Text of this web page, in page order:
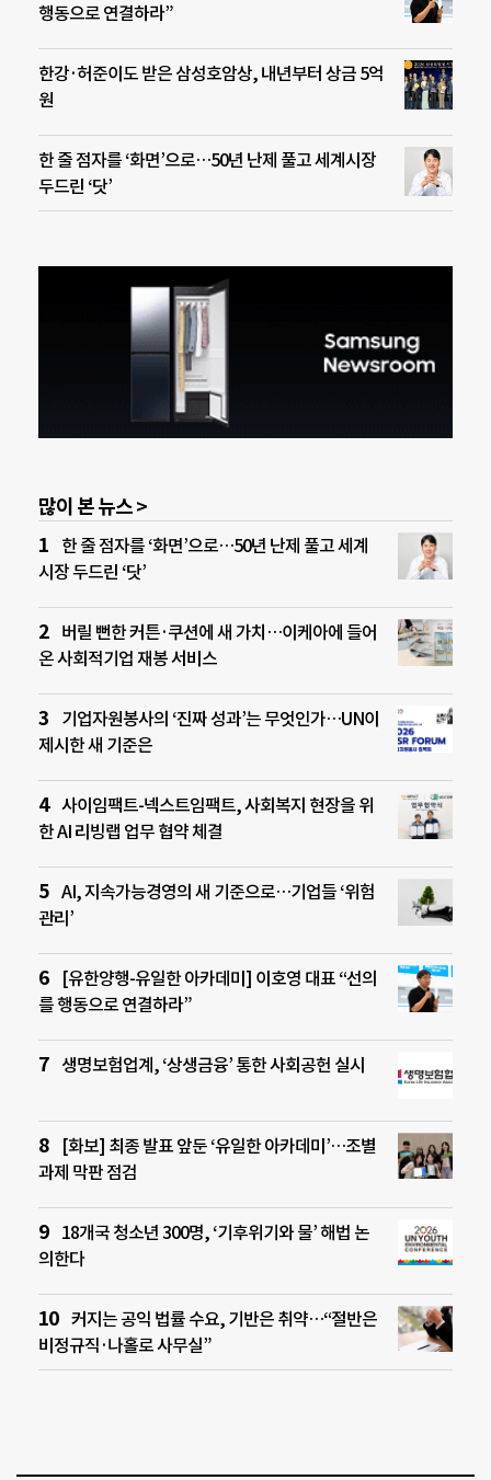
행동으로 연결하라”
한강·허준이도 받은 삼성호암상, 내년부터 상금 5억
원
한 줄 점자를 ‘화면’으로…50년 난제 풀고 세계시장
두드린 ‘닷’
많이 본 뉴스 >
한 줄 점자를 ‘화면’으로…50년 난제 풀고 세계
시장 두드린 ‘닷’
버릴 뻔한 커튼·쿠션에 새 가치…이케아에 들어
온 사회적기업 재봉 서비스
기업자원봉사의 ‘진짜 성과’는 무엇인가…UN이
제시한 새 기준은
사이임팩트-넥스트임팩트, 사회복지 현장을 위
한 AI 리빙랩 업무 협약 체결
AI, 지속가능경영의 새 기준으로…기업들 ‘위험
관리’
[유한양행-유일한 아카데미] 이호영 대표 “선의
를 행동으로 연결하라”
생명보험업계, ‘상생금융’ 통한 사회공헌 실시
[화보] 최종 발표 앞둔 ‘유일한 아카데미’…조별
과제 막판 점검
18개국 청소년 300명, ‘기후위기와 물’ 해법 논
의한다
커지는 공익 법률 수요, 기반은 취약…“절반은
비정규직·나홀로 사무실”